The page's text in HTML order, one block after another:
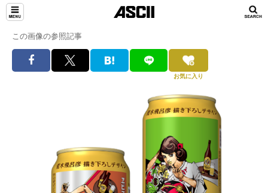
この画像の参照記事
お気に入り